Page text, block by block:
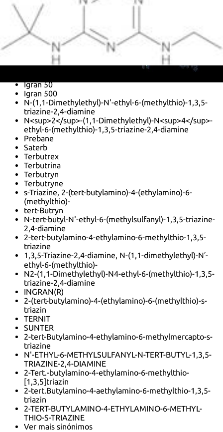
triazine
4-Ethylamino-2-methylthio-6-tert-butylamino-1,3,5-
triazine
6-tert-Butylamino-4-ethylamino-2-methylthio-1,3,5-
triazine
A 1866
Clarosan
Gs 14260
Igran 50
Igran 500
N-(1,1-Dimethylethyl)-N'-ethyl-6-(methylthio)-1,3,5-
triazine-2,4-diamine
N<sup>2</sup>-(1,1-Dimethylethyl)-N<sup>4</sup>-
ethyl-6-(methylthio)-1,3,5-triazine-2,4-diamine
Prebane
Saterb
Terbutrex
Terbutrina
Terbutryn
Terbutryne
s-Triazine, 2-(tert-butylamino)-4-(ethylamino)-6-
(methylthio)-
tert-Butryn
N-tert-butyl-N'-ethyl-6-(methylsulfanyl)-1,3,5-triazine-
2,4-diamine
2-tert-butylamino-4-ethylamino-6-methylthio-1,3,5-
triazine
1,3,5-Triazine-2,4-diamine, N-(1,1-dimethylethyl)-N′-
ethyl-6-(methylthio)-
N2-(1,1-Dimethylethyl)-N4-ethyl-6-(methylthio)-1,3,5-
triazine-2,4-diamine
INGRAN(R)
2-(tert-butylamino)-4-(ethylamino)-6-(methylthio)-s-
triazin
TERNIT
SUNTER
2-tert-Butylamino-4-ethylamino-6-methylmercapto-s-
triazine
N'-ETHYL-6-METHYLSULFANYL-N-TERT-BUTYL-1,3,5-
TRIAZINE-2,4-DIAMINE
2-Tert.-butylamino-4-ethylamino-6-methylthio-
[1,3,5]triazin
2-tert.Butylamino-4-aethylamino-6-methylthio-1,3,5-
triazin
2-TERT-BUTYLAMINO-4-ETHYLAMINO-6-METHYL-
THIO-S-TRIAZINE
Ver mais sinónimos